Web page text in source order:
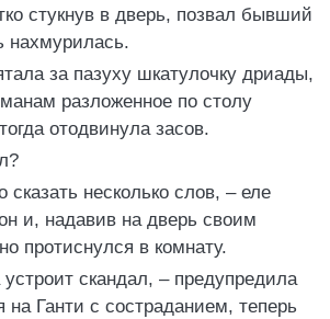
стукнув в дверь, позвал бывший
нахмурилась.
за пазуху шкатулочку дриады,
разложенное по столу
отодвинула засов.
сказать несколько слов, – еле
и, надавив на дверь своим
протиснулся в комнату.
скандал, – предупредила
на Ганти с состраданием, теперь